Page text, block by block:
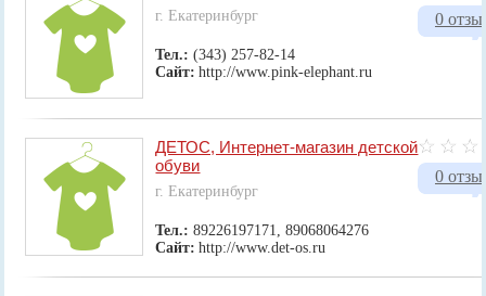
0
г. Екатеринбург
Тел.:(343) 257-82-14
Сайт: http://www.pink-elephant.ru
0
ДЕТОС, Интернет-магазин детской
обуви
г. Екатеринбург
Тел.:89226197171, 89068064276
Сайт: http://www.det-os.ru